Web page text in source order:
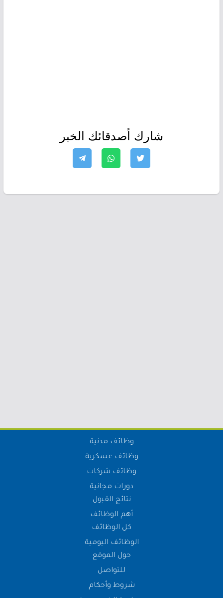
شارك أصدقائك الخبر
وظائف مدنية
وظائف عسكرية
وظائف شركات
دورات مجانية
نتائج القبول
أهم الوظائف
كل الوظائف
الوظائف اليومية
حول الموقع
للتواصل
شروط وأحكام